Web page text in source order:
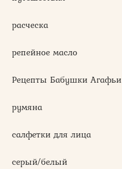
расческа
репейное масло
Рецепты Бабушки Агафьи
румяна
салфетки для лица
серый/белый